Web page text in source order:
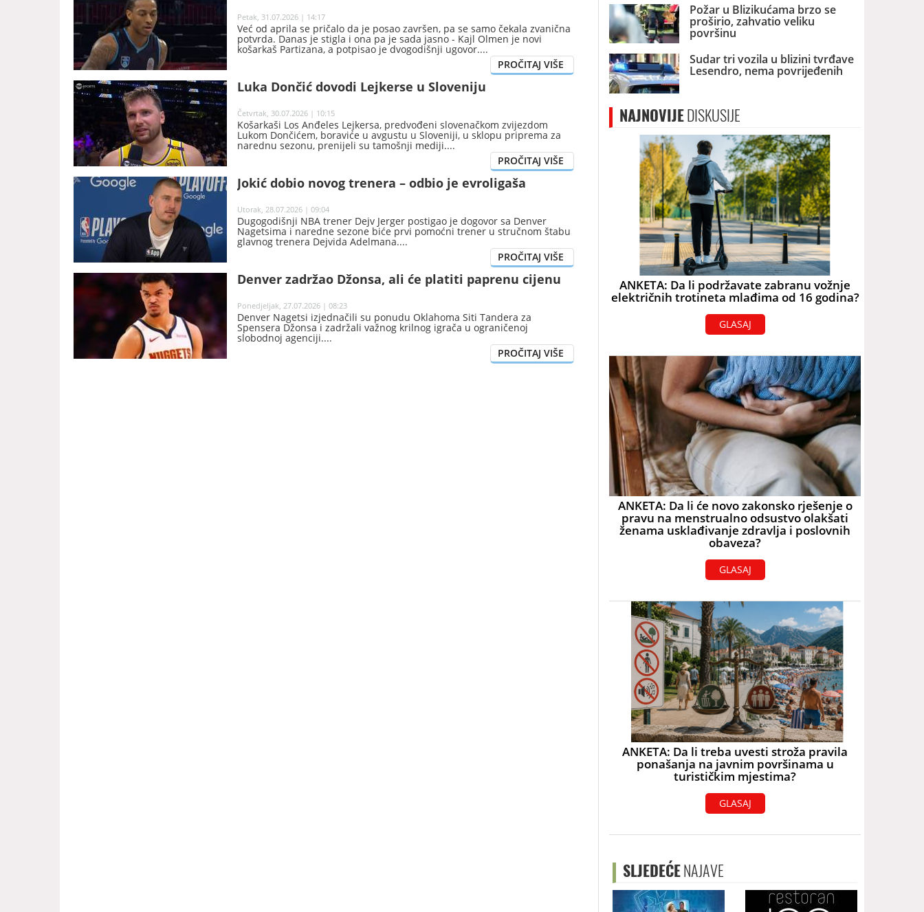
Petak, 31.07.2026 | 14:17
Već od aprila se pričalo da je posao završen, pa se samo čekala zvanična
potvrda. Danas je stigla i ona pa je sada jasno - Kajl Olmen je novi
košarkaš Partizana, a potpisao je dvogodišnji ugovor.
Luka Dončić dovodi Lejkerse u Sloveniju
Četvrtak, 30.07.2026 | 10:15
Košarkaši Los Anđeles Lejkersa, predvođeni slovenačkom zvijezdom
Lukom Dončićem, boraviće u avgustu u Sloveniji, u sklopu priprema za
narednu sezonu, prenijeli su tamošnji mediji.
Jokić dobio novog trenera – odbio je evroligaša
Utorak, 28.07.2026 | 09:04
Dugogodišnji NBA trener Dejv Jerger postigao je dogovor sa Denver
Nagetsima i naredne sezone biće prvi pomoćni trener u stručnom štabu
glavnog trenera Dejvida Adelmana.
Denver zadržao Džonsa, ali će platiti paprenu cijenu
Ponedjeljak, 27.07.2026 | 08:23
Denver Nagetsi izjednačili su ponudu Oklahoma Siti Tandera za
Spensera Džonsa i zadržali važnog krilnog igrača u ograničenoj
slobodnoj agenciji.
Požar u Blizikućama brzo se
proširio, zahvatio veliku
površinu
Sudar tri vozila u blizini tvrđave
Lesendro, nema povrijeđenih
NAJNOVIJEDISKUSIJE
ANKETA: Da li podržavate zabranu vožnje
električnih trotineta mlađima od 16 godina?
GLASAJ
ANKETA: Da li će novo zakonsko rješenje o
pravu na menstrualno odsustvo olakšati
ženama usklađivanje zdravlja i poslovnih
obaveza?
GLASAJ
ANKETA: Da li treba uvesti stroža pravila
ponašanja na javnim površinama u
turističkim mjestima?
GLASAJ
SLJEDEĆENAJAVE